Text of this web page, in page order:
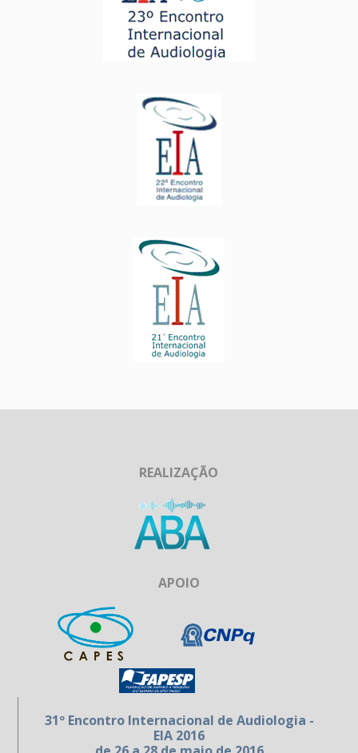
REALIZAÇÃO
APOIO
31º Encontro Internacional de Audiologia -
EIA 2016